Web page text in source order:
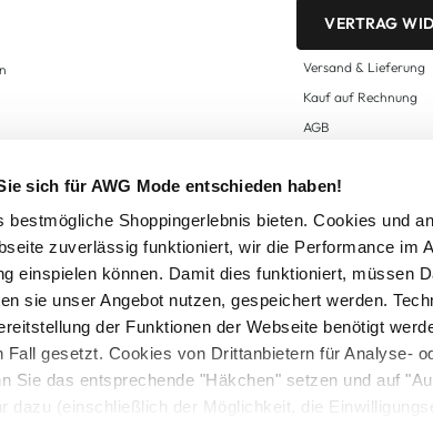
sich für AWG Mode entschieden haben!
bestmögliche Shoppingerlebnis bieten. Cookies und
zuverlässig funktioniert, wir die Performance im
einspielen können. Damit dies funktioniert, müssen
sie unser Angebot nutzen, gespeichert werden.
der Funktionen der Webseite benötigt
Fall gesetzt. Cookies von Drittanbietern für Analyse-
Sie das entsprechende "Häkchen" setzen und auf
dazu (einschließlich der Möglichkeit, die
VERTRAG
Versand & Lieferung
Kauf auf Rechnung
AGB
Zahlungsarten
Datenschutz
AWG CARD
gesetzl. Mehrwertsteuer zzgl.